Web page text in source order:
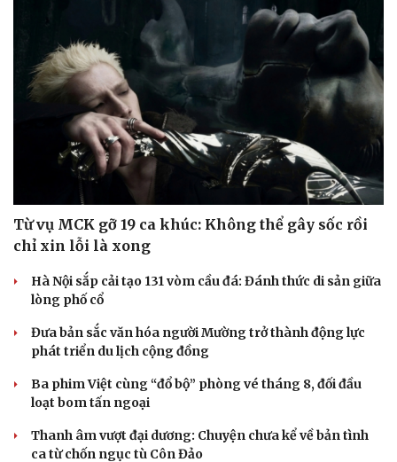
Từ vụ MCK gỡ 19 ca khúc: Không thể gây sốc rồi
chỉ xin lỗi là xong
Hà Nội sắp cải tạo 131 vòm cầu đá: Đánh thức di sản giữa
lòng phố cổ
Đưa bản sắc văn hóa người Mường trở thành động lực
phát triển du lịch cộng đồng
Ba phim Việt cùng “đổ bộ” phòng vé tháng 8, đối đầu
loạt bom tấn ngoại
Thanh âm vượt đại dương: Chuyện chưa kể về bản tình
ca từ chốn ngục tù Côn Đảo